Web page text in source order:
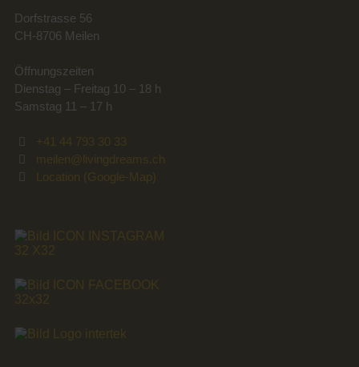
Dorfstrasse 56
CH-8706 Meilen
Öffnungszeiten
Dienstag – Freitag 10 – 18 h
Samstag 11 – 17 h
+41 44 793 30 33
meilen@livingdreams.ch
Location (Google-Map)